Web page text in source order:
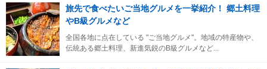
旅先で食べたいご当地グルメを一挙紹介！ 郷土料理
やB級グルメなど
全国各地に点在している "ご当地グルメ"。地域の特産物や、
伝統ある郷土料理、新進気鋭のB級グルメなど...